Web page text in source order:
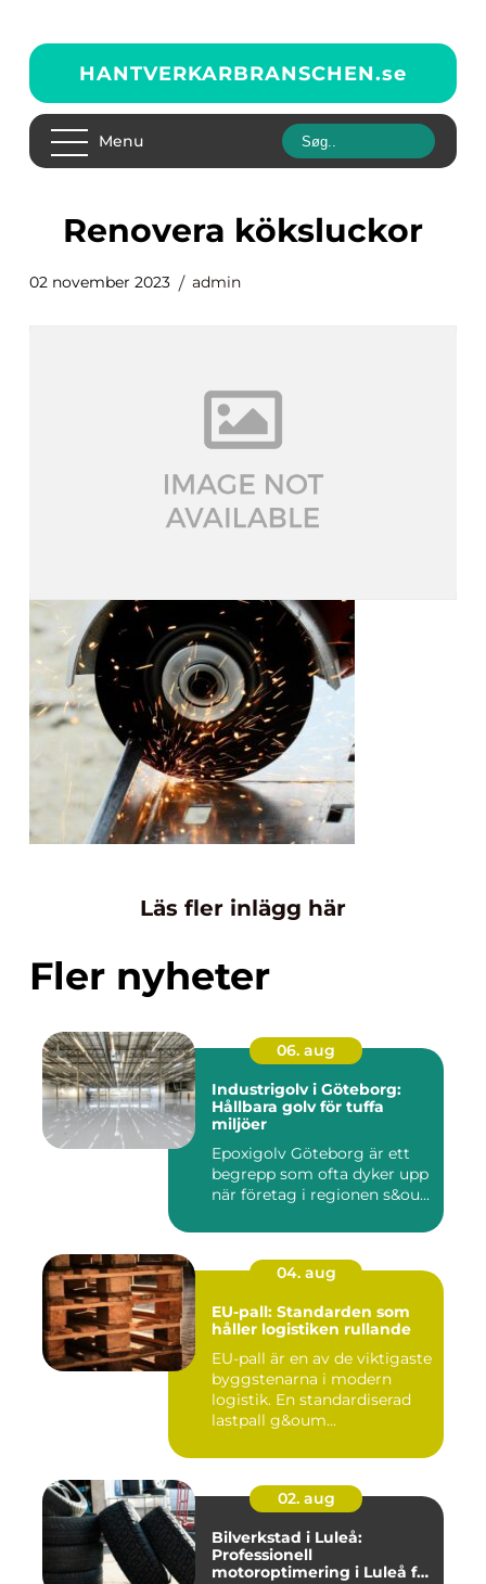
HANTVERKARBRANSCHEN.se
Menu
renovera köksluckor
02 november 2023 admin
Läs fler inlägg här
Fler nyheter
06. aug
Industrigolv i Göteborg:
Hållbara golv för tuffa
miljöer
Epoxigolv Göteborg är ett
begrepp som ofta dyker upp
när företag i regionen s&ou...
04. aug
EU-pall: Standarden som
håller logistiken rullande
EU-pall är en av de viktigaste
byggstenarna i modern
logistik. En standardiserad
lastpall g&oum...
02. aug
Bilverkstad i Luleå:
Professionell
motoroptimering i Luleå för